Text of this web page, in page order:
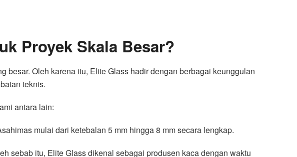
Proyek Skala Besar?
besar. Oleh karena itu, Elite Glass hadir dengan berbagai keunggulan
teknis.
antara lain:
mulai dari ketebalan 5 mm hingga 8 mm secara lengkap.
sebab itu, Elite Glass dikenal sebagai produsen kaca dengan waktu